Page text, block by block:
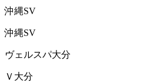
沖縄SV
沖縄SV
ヴェルスパ大分
Ｖ大分